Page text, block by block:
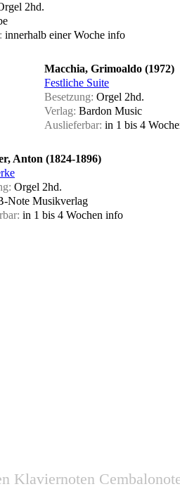
2hd.
innerhalb einer Woche info
Macchia, Grimoaldo (1972)
Festliche Suite
Besetzung: Orgel 2hd.
Verlag: Bardon Music
Auslieferbar: in 1 bis 4
Anton (1824-1896)
Orgel 2hd.
Note Musikverlag
in 1 bis 4 Wochen info
Klaviernoten